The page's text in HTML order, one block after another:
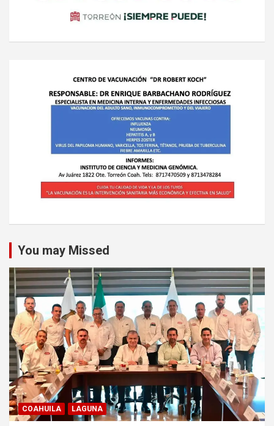
You may Missed
COAHUILA LAGUNA